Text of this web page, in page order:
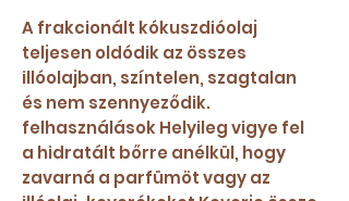
A frakcionált kókuszdióolaj
teljesen oldódik az összes
illóolajban, színtelen, szagtalan
és nem szennyeződik.
felhasználások Helyileg vigye fel
a hidratált bőrre anélkül, hogy
zavarná a parfümöt vagy az